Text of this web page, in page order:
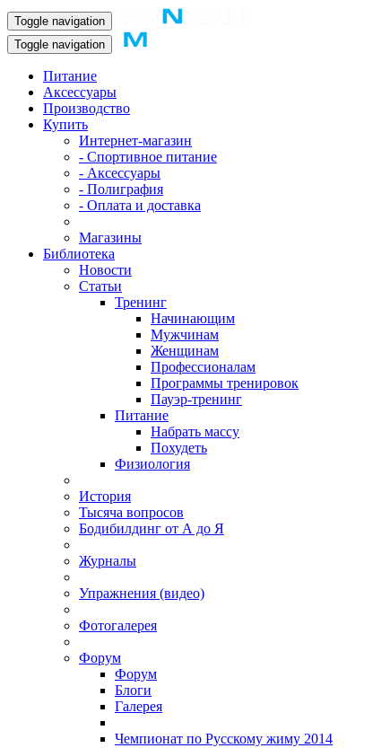
Toggle navigation
Toggle navigation
Питание
Аксессуары
Производство
Купить
Интернет-магазин
- Спортивное питание
- Аксессуары
- Полиграфия
- Оплата и доставка
Магазины
Библиотека
Новости
Статьи
Тренинг
Начинающим
Мужчинам
Женщинам
Профессионалам
Программы тренировок
Пауэр-тренинг
Питание
Набрать массу
Похудеть
Физиология
История
Тысяча вопросов
Бодибилдинг от А до Я
Журналы
Упражнения (видео)
Фотогалерея
Форум
Форум
Блоги
Галерея
Чемпионат по Русскому жиму 2014